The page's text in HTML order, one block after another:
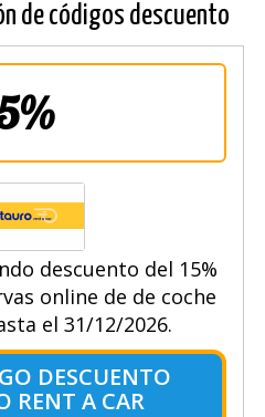
de códigos descuento
descuento del 15%
online de de coche
el 31/12/2026.
DESCUENTO
RENT A CAR